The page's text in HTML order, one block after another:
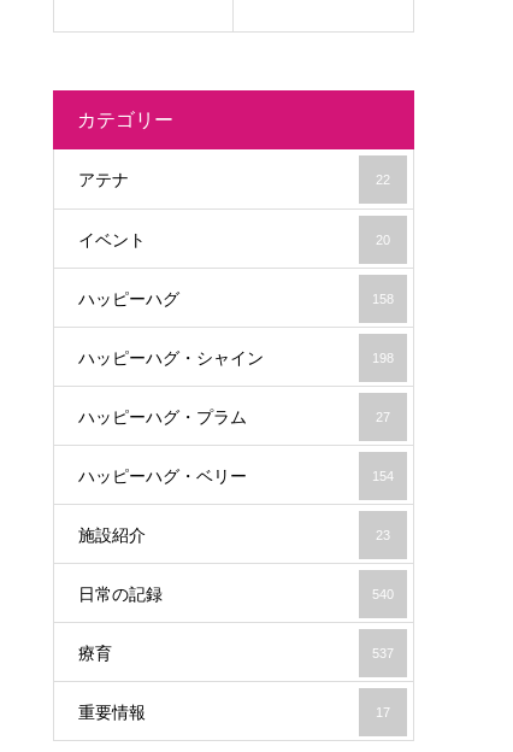
カテゴリー
アテナ 22
イベント 20
ハッピーハグ 158
ハッピーハグ・シャイン 198
ハッピーハグ・プラム 27
ハッピーハグ・ベリー 154
施設紹介 23
日常の記録 540
療育 537
重要情報 17